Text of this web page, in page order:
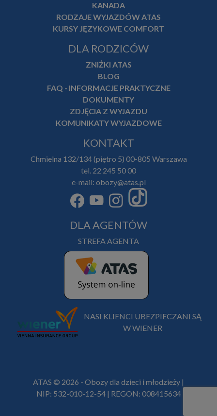
KANADA
RODZAJE WYJAZDÓW ATAS
KURSY JĘZYKOWE COMFORT
DLA RODZICÓW
ZNIŻKI ATAS
BLOG
FAQ - INFORMACJE PRAKTYCZNE
DOKUMENTY
ZDJĘCIA Z WYJAZDU
KOMUNIKATY WYJAZDOWE
KONTAKT
Chmielna 132/134 (piętro 5) 00-805 Warszawa
tel. 22 245 50 00
e-mail: obozy@atas.pl
DLA AGENTÓW
STREFA AGENTA
NASI KLIENCI UBEZPIECZANI SĄ
W WIENER
ATAS © 2026 - Obozy dla dzieci i młodzieży |
NIP: 532-010-12-54 | REGON: 008415634